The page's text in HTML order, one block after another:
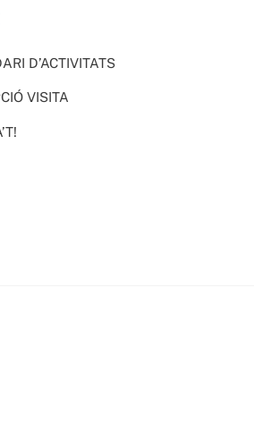
D’ACTIVITATS
VISITA